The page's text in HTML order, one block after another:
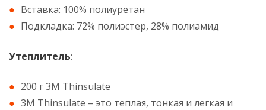
Вставка: 100% полиуретан
Подкладка: 72% полиэстер, 28% полиамид
Утеплитель:
200 г 3M Thinsulate
3М Thinsulate – это теплая, тонкая и легкая и